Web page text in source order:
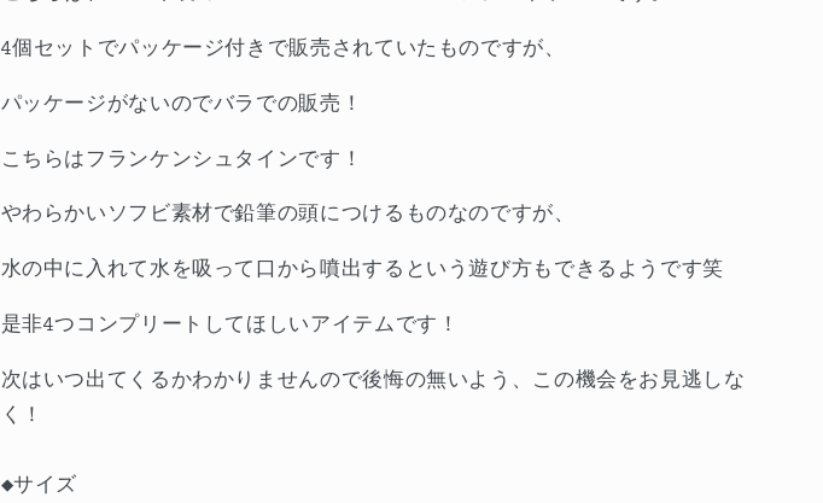
の
数
を
ら
Frankenstein
の
数
を
や
4個セットでパッケージ付きで販売されていたものですが、
パッケージがないのでバラでの販売！
こちらはフランケンシュタインです！
やわらかいソフビ素材で鉛筆の頭につけるものなのですが、
水の中に入れて水を吸って口から噴出するという遊び方もできるようです笑
是非4つコンプリートしてほしいアイテムです！
次はいつ出てくるかわかりませんので後悔の無いよう、この機会をお見逃しな
く！
◆サイズ